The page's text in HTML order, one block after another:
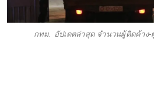
กทม. อัปเดตล่าสุด จำนวนผู้ติดค้าง-